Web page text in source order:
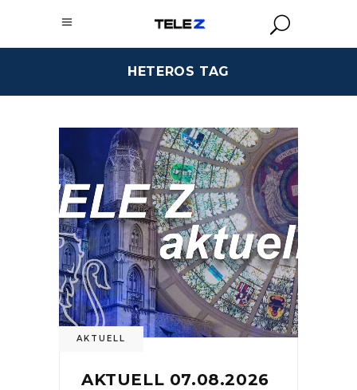
HETEROS TAG
AKTUELL
AKTUELL 07.08.2026